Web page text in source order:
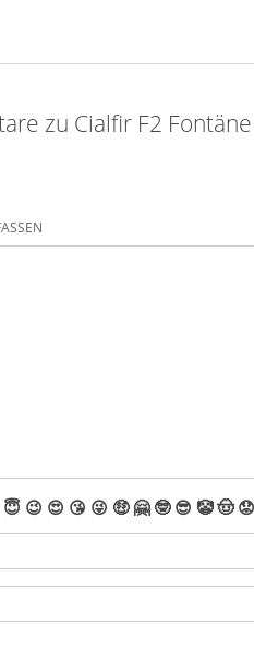
zu Cialfir F2
😇 😉 😍 😘 😜 🤑 🤗 🤓 😎 🤡🤠 😟